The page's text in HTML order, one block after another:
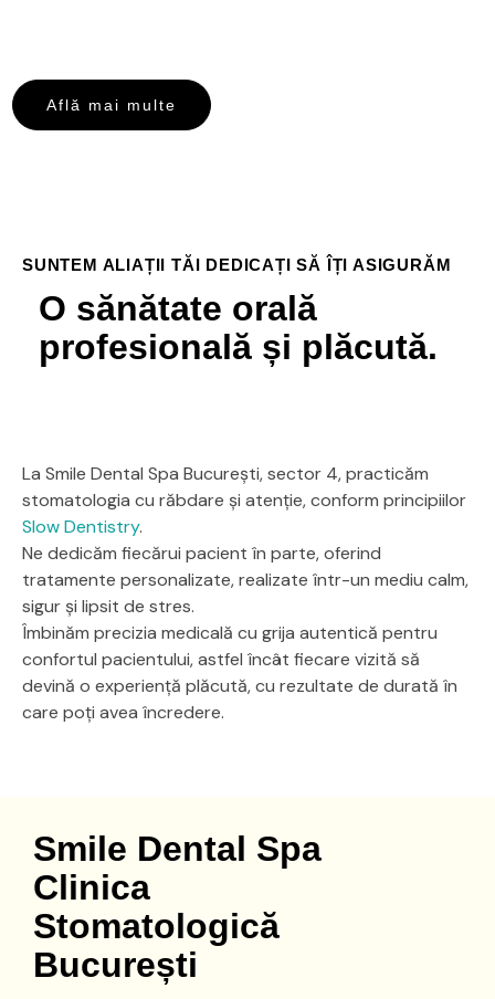
Află mai multe
SUNTEM ALIAȚII TĂI DEDICAȚI SĂ ÎȚI ASIGURĂM
O sănătate orală
profesională și plăcută.
La Smile Dental Spa București, sector 4, practicăm
stomatologia cu răbdare și atenție, conform principiilor
Slow Dentistry.
Ne dedicăm fiecărui pacient în parte, oferind
tratamente personalizate, realizate într-un mediu calm,
sigur și lipsit de stres.
Îmbinăm precizia medicală cu grija autentică pentru
confortul pacientului, astfel încât fiecare vizită să
devină o experiență plăcută, cu rezultate de durată în
care poți avea încredere.
Smile Dental Spa
Clinica
Stomatologică
București